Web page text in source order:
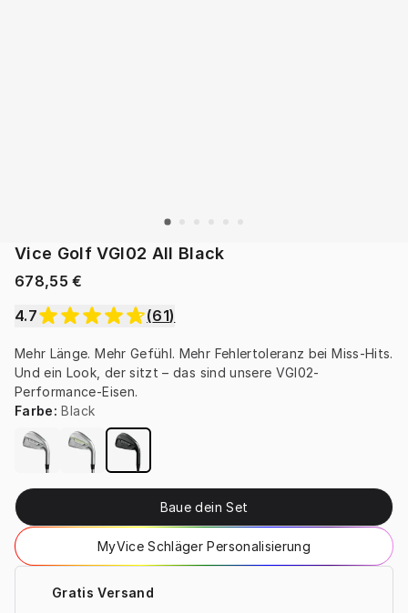
Vice Golf VGI02 All Black
678,55 €
4.7
(61)
Mehr Länge. Mehr Gefühl. Mehr Fehlertoleranz bei Miss-Hits.
Und ein Look, der sitzt – das sind unsere VGI02-
Performance-Eisen.
Farbe: Black
Baue dein Set
MyVice Schläger Personalisierung
Gratis Versand